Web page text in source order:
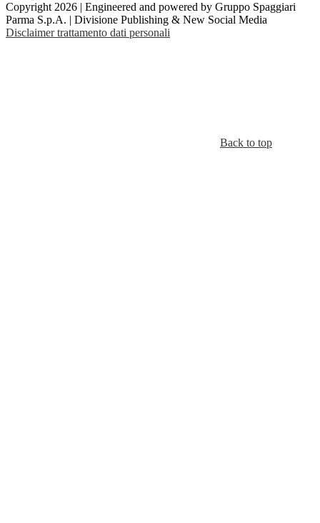
Copyright 2026 | Engineered and powered by Gruppo Spaggiari
Parma S.p.A. | Divisione Publishing & New Social Media
Disclaimer trattamento dati personali
Back to top